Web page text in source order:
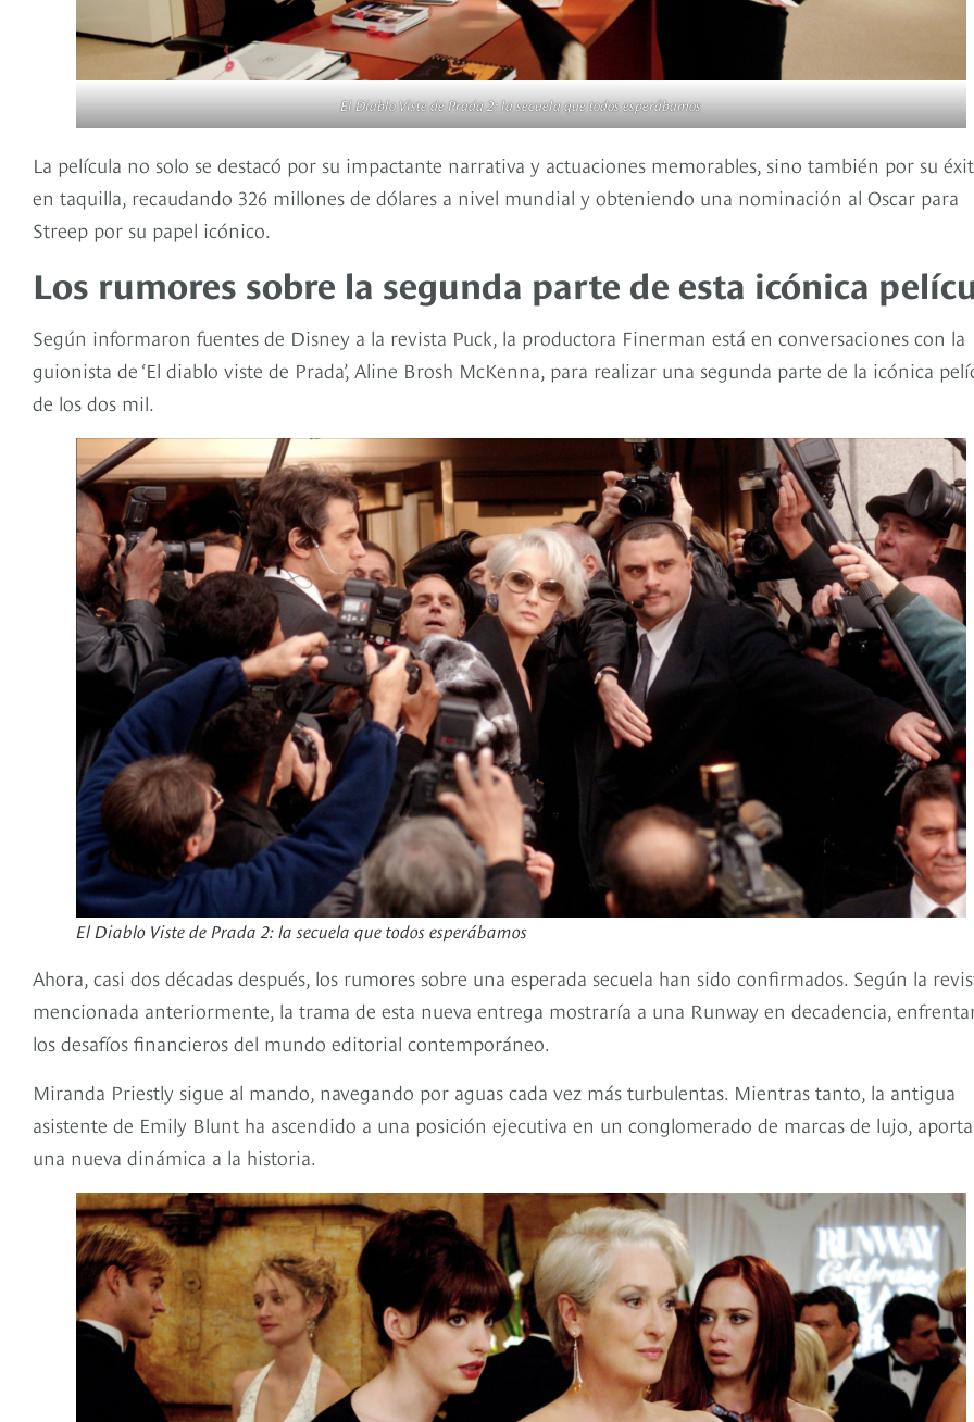
El Diablo Viste de Prada 2: la secuela que todos esperábamos
La película no solo se destacó por su impactante narrativa y actuaciones memorables, sino también por su
en taquilla, recaudando 326 millones de dólares a nivel mundial y obteniendo una nominación al Oscar para
Streep por su papel icónico.
Los rumores sobre la segunda parte de esta icónica
Según informaron fuentes de Disney a la revista Puck, la productora Finerman está en conversaciones con la
guionista de ‘El diablo viste de Prada’, Aline Brosh McKenna, para realizar una segunda parte de la icónica
de los dos mil.
El Diablo Viste de Prada 2: la secuela que todos esperábamos
Ahora, casi dos décadas después, los rumores sobre una esperada secuela han sido confirmados. Según la
mencionada anteriormente, la trama de esta nueva entrega mostraría a una Runway en decadencia,
los desafíos financieros del mundo editorial contemporáneo.
Miranda Priestly sigue al mando, navegando por aguas cada vez más turbulentas. Mientras tanto, la antigua
asistente de Emily Blunt ha ascendido a una posición ejecutiva en un conglomerado de marcas de lujo,
una nueva dinámica a la historia.